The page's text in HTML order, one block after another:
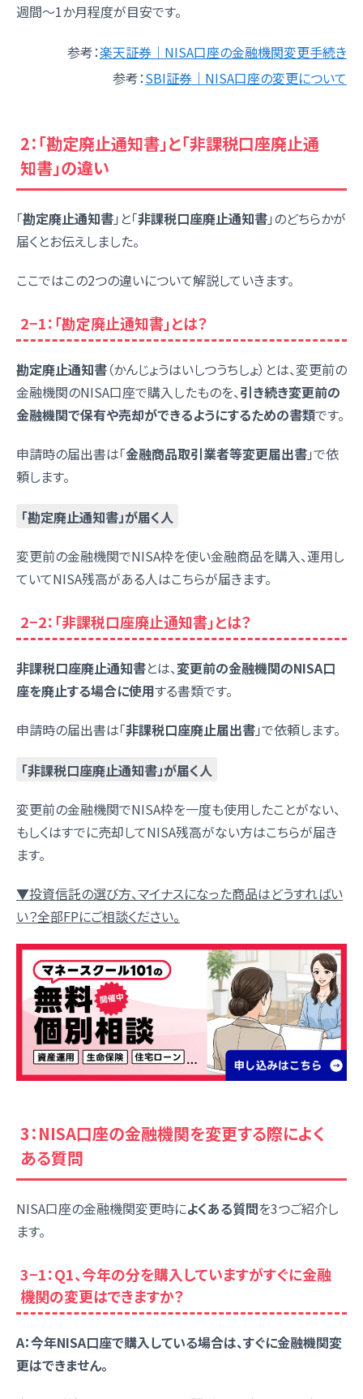
週間〜1か月程度が目安です。
参考：楽天証券｜NISA口座の金融機関変更手続き
参考：SBI証券｜NISA口座の変更について
2：「勘定廃止通知書」と「非課税口座廃止通
知書」の違い
「勘定廃止通知書」と「非課税口座廃止通知書」のどちらかが
届くとお伝えしました。
ここではこの2つの違いについて解説していきます。
2−1：「勘定廃止通知書」とは？
勘定廃止通知書（かんじょうはいしつうちしょ）とは、変更前の
金融機関のNISA口座で購入したものを、引き続き変更前の
金融機関で保有や売却ができるようにするための書類です。
申請時の届出書は「金融商品取引業者等変更届出書」で依
頼します。
「勘定廃止通知書」が届く人
変更前の金融機関でNISA枠を使い金融商品を購入、運用し
ていてNISA残高がある人はこちらが届きます。
2−2：「非課税口座廃止通知書」とは？
非課税口座廃止通知書とは、変更前の金融機関のNISA口
座を廃止する場合に使用する書類です。
申請時の届出書は「非課税口座廃止届出書」で依頼します。
「非課税口座廃止通知書」が届く人
変更前の金融機関でNISA枠を一度も使用したことがない、
もしくはすでに売却してNISA残高がない方はこちらが届き
ます。
▼投資信託の選び方、マイナスになった商品はどうすればい
い？全部FPにご相談ください。
3：NISA口座の金融機関を変更する際によく
ある質問
NISA口座の金融機関変更時によくある質問を3つご紹介し
ます。
3−1：Q1、今年の分を購入していますがすぐに金融
機関の変更はできますか？
A：今年NISA口座で購入している場合は、すぐに金融機関変
更はできません。